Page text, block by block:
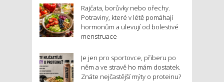
Rajčata, borůvky nebo ořechy.
Potraviny, které v létě pomáhají
hormonům a ulevují od bolestivé
menstruace
Je jen pro sportovce, přiberu po
něm a ve stravě ho mám dostatek.
Znáte nejčastější mýty o proteinu?